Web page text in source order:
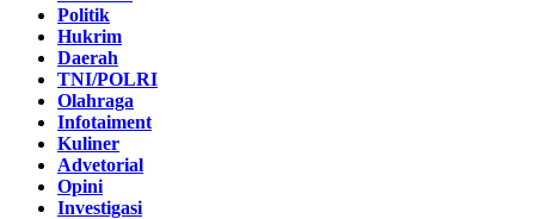
Politik
Hukrim
Daerah
TNI/POLRI
Olahraga
Infotaiment
Kuliner
Advetorial
Opini
Investigasi